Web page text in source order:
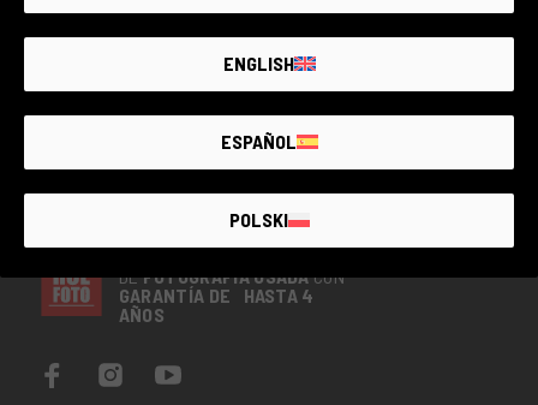
DEFOTOGRAFÍAUSADACON
GARANTÍA DE HASTA 4
AÑOS
ENGLISH
ESPAÑOL
POLSKI